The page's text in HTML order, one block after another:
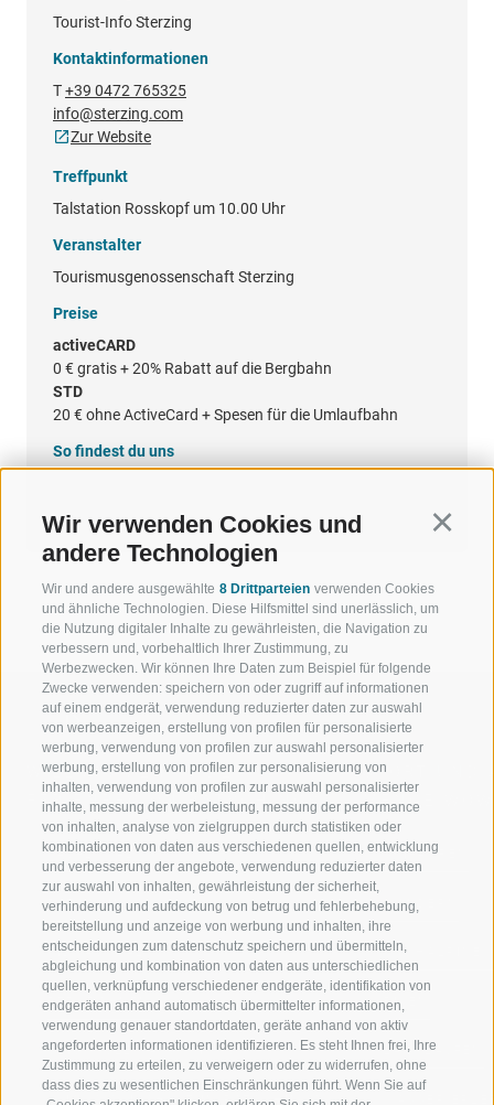
Wir verwenden Cookies und
andere Technologien
Wir und andere ausgewählte 8 Drittparteien verwenden Cookies
und ähnliche Technologien. Diese Hilfsmittel sind unerlässlich, um
die Nutzung digitaler Inhalte zu gewährleisten, die Navigation zu
verbessern und, vorbehaltlich Ihrer Zustimmung, zu
Werbezwecken. Wir können Ihre Daten zum Beispiel für folgende
Zwecke verwenden: speichern von oder zugriff auf informationen
auf einem endgerät, verwendung reduzierter daten zur auswahl
von werbeanzeigen, erstellung von profilen für personalisierte
werbung, verwendung von profilen zur auswahl personalisierter
werbung, erstellung von profilen zur personalisierung von
inhalten, verwendung von profilen zur auswahl personalisierter
inhalte, messung der werbeleistung, messung der performance
von inhalten, analyse von zielgruppen durch statistiken oder
kombinationen von daten aus verschiedenen quellen, entwicklung
und verbesserung der angebote, verwendung reduzierter daten
zur auswahl von inhalten, gewährleistung der sicherheit,
verhinderung und aufdeckung von betrug und fehlerbehebung,
bereitstellung und anzeige von werbung und inhalten, ihre
entscheidungen zum datenschutz speichern und übermitteln,
abgleichung und kombination von daten aus unterschiedlichen
quellen, verknüpfung verschiedener endgeräte, identifikation von
endgeräten anhand automatisch übermittelter informationen,
verwendung genauer standortdaten, geräte anhand von aktiv
angeforderten informationen identifizieren. Es steht Ihnen frei, Ihre
Zustimmung zu erteilen, zu verweigern oder zu widerrufen, ohne
dass dies zu wesentlichen Einschränkungen führt. Wenn Sie auf
Tourist-Info Sterzing
Kontaktinformationen
T+39 0472 765325
info@sterzing.com
Zur Website
Treffpunkt
Talstation Rosskopf um 10.00 Uhr
Veranstalter
Tourismusgenossenschaft Sterzing
Preise
activeCARD
0 € gratis + 20% Rabatt auf die Bergbahn
STD
20 € ohne ActiveCard + Spesen für die Umlaufbahn
So findest du uns
WILLKOMMEN IN DER
FERIENREGION RATSCHINGS
JAUFENTAL
RATSCHINGS
RIDNAUNTAL
BERGBAHNEN
SKISCHULE RATSCHINGS
LUISL'S SKISCHULE IN RATSCHINGS
SPORT UND
MENGE
SKIFAHREN
WANDERN
HOCHALPINE
BIKEN
LANGLAUFEN